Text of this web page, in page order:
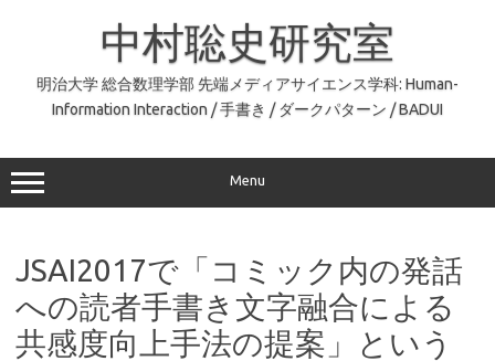
中村聡史研究室
明治大学 総合数理学部 先端メディアサイエンス学科: Human-
Information Interaction / 手書き / ダークパターン / BADUI
Menu
JSAI2017で「コミック内の発話
への読者手書き文字融合による
共感度向上手法の提案」という